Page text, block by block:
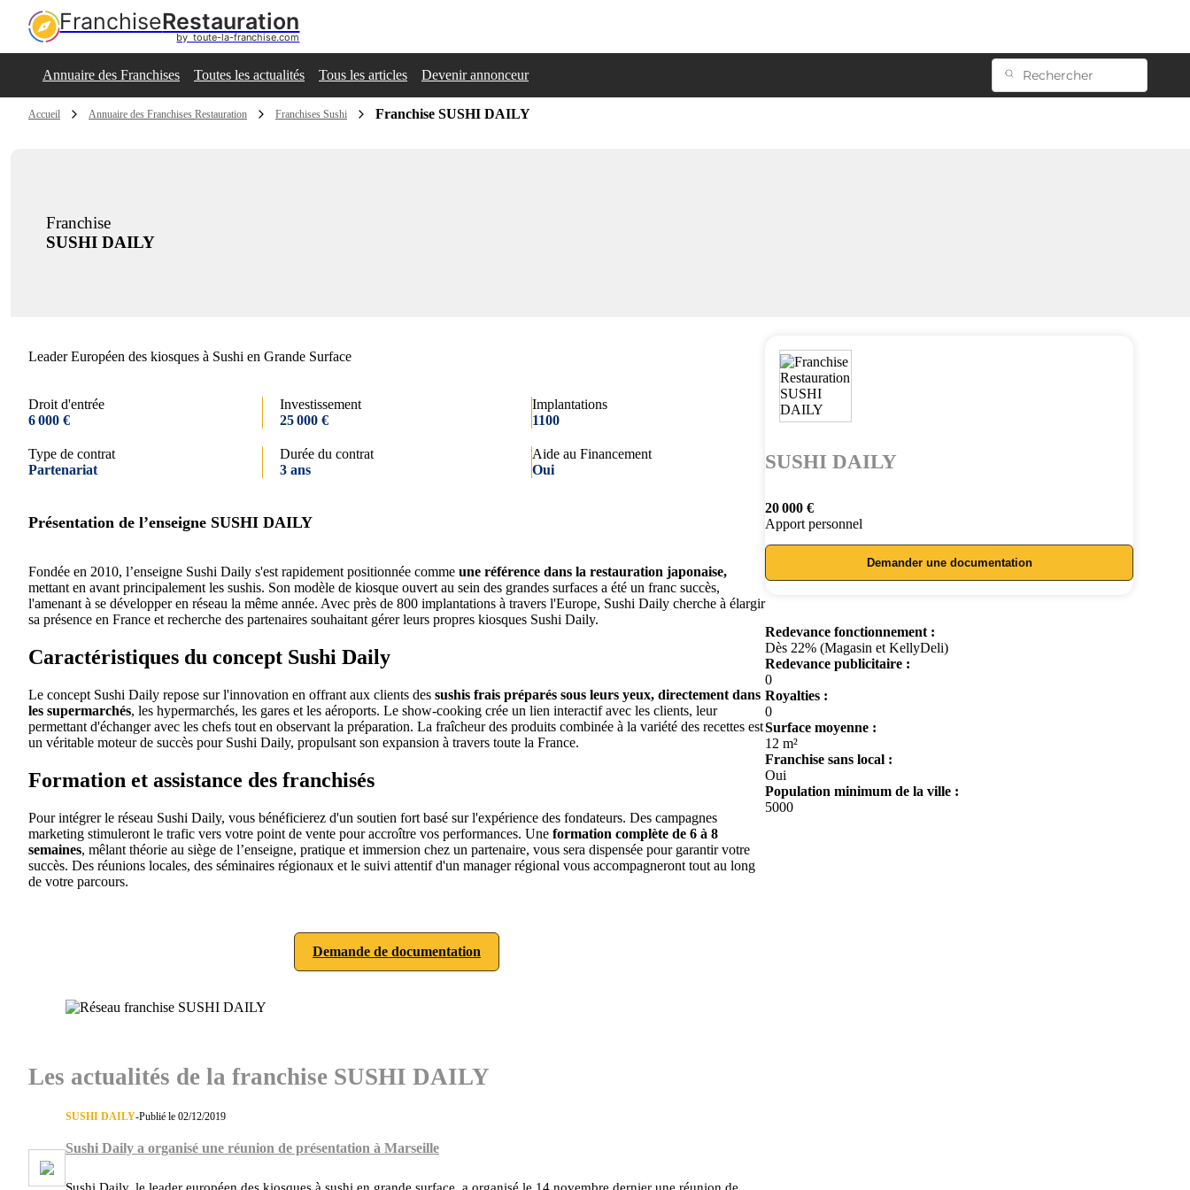
FranchiseRestauration
by  toute-la-franchise.com
Annuaire des Franchises Toutes les actualités Tous les articles Devenir annonceur
Accueil Annuaire des Franchises Restauration Franchises Sushi Franchise SUSHI DAILY
Franchise
SUSHI DAILY
Leader Européen des kiosques à Sushi en Grande Surface
Droit d'entrée
6 000 €
Investissement
25 000 €
Implantations
1100
Type de contrat
Partenariat
Durée du contrat
3 ans
Aide au Financement
Oui
Présentation de l’enseigne SUSHI DAILY
Fondée en 2010, l’enseigne Sushi Daily s'est rapidement positionnée comme une référence dans la restauration japonaise,
mettant en avant principalement les sushis. Son modèle de kiosque ouvert au sein des grandes surfaces a été un franc succès,
l'amenant à se développer en réseau la même année. Avec près de 800 implantations à travers l'Europe, Sushi Daily cherche à élargir
sa présence en France et recherche des partenaires souhaitant gérer leurs propres kiosques Sushi Daily.
Caractéristiques du concept Sushi Daily
Le concept Sushi Daily repose sur l'innovation en offrant aux clients des sushis frais préparés sous leurs yeux, directement dans
les supermarchés, les hypermarchés, les gares et les aéroports. Le show-cooking crée un lien interactif avec les clients, leur
permettant d'échanger avec les chefs tout en observant la préparation. La fraîcheur des produits combinée à la variété des recettes est
un véritable moteur de succès pour Sushi Daily, propulsant son expansion à travers toute la France.
Formation et assistance des franchisés
Pour intégrer le réseau Sushi Daily, vous bénéficierez d'un soutien fort basé sur l'expérience des fondateurs. Des campagnes
marketing stimuleront le trafic vers votre point de vente pour accroître vos performances. Une formation complète de 6 à 8
semaines, mêlant théorie au siège de l’enseigne, pratique et immersion chez un partenaire, vous sera dispensée pour garantir votre
succès. Des réunions locales, des séminaires régionaux et le suivi attentif d'un manager régional vous accompagneront tout au long
de votre parcours.
Demande de documentation
Les actualités de la franchise SUSHI DAILY
SUSHI DAILY-Publié le 02/12/2019
Sushi Daily a organisé une réunion de présentation à Marseille
SUSHI DAILY
20 000 €
Apport personnel
Demander une documentation
Redevance fonctionnement :
Dès 22% (Magasin et KellyDeli)
Redevance publicitaire :
0
Royalties :
0
Surface moyenne :
12 m²
Franchise sans local :
Oui
Population minimum de la ville :
5000